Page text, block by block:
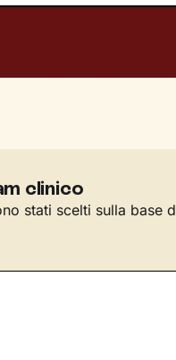
clinico
stati scelti sulla base